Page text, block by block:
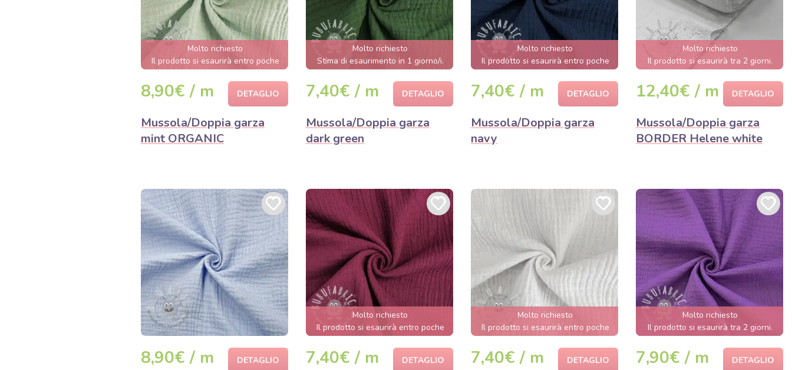
Molto richiesto
Il prodotto si esaurirà entro poche
ore.
8,90€ / m DETAGLIO
Mussola/Doppia garza
mint ORGANIC
Molto richiesto
Stima di esaurimento in 1 giorno/i.
7,40€ / m DETAGLIO
Mussola/Doppia garza
dark green
Molto richiesto
Il prodotto si esaurirà entro poche
ore.
7,40€ / m DETAGLIO
Mussola/Doppia garza
navy
Molto richiesto
Il prodotto si esaurirà tra 2 giorni.
12,40€ / m DETAGLIO
Mussola/Doppia garza
BORDER Helene white
8,90€ / m DETAGLIO
Molto richiesto
Il prodotto si esaurirà entro poche
ore.
7,40€ / m DETAGLIO
Molto richiesto
Il prodotto si esaurirà entro poche
ore.
7,40€ / m DETAGLIO
Molto richiesto
Il prodotto si esaurirà tra 2 giorni.
7,90€ / m DETAGLIO